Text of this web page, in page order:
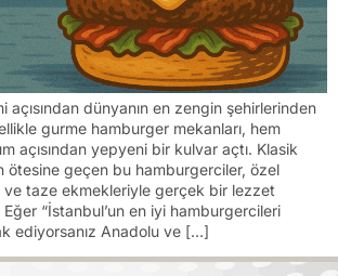
açısından dünyanın en zengin şehirlerinden
gurme hamburger mekanları, hem
açısından yepyeni bir kulvar açtı. Klasik
ötesine geçen bu hamburgerciler, özel
ve taze ekmekleriyle gerçek bir lezzet
“İstanbul’un en iyi hamburgercileri
ediyorsanız Anadolu ve […]